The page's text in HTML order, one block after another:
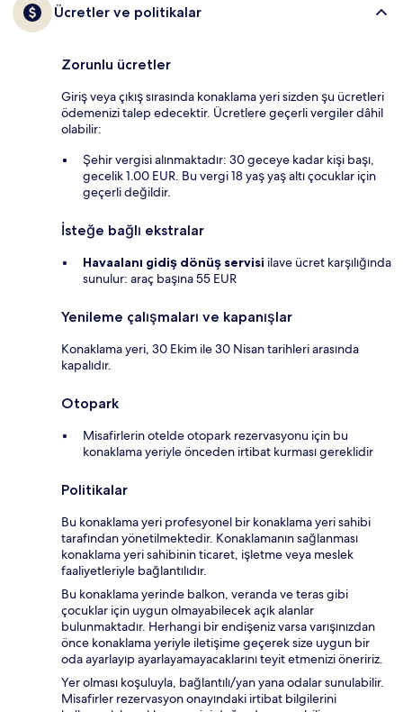
Ücretler ve politikalar
Zorunlu ücretler
Giriş veya çıkış sırasında konaklama yeri sizden şu ücretleri
ödemenizi talep edecektir. Ücretlere geçerli vergiler dâhil
olabilir:
Şehir vergisi alınmaktadır: 30 geceye kadar kişi başı,
gecelik 1.00 EUR. Bu vergi 18 yaş yaş altı çocuklar için
geçerli değildir.
İsteğe bağlı ekstralar
Havaalanı gidiş dönüş servisi ilave ücret karşılığında
sunulur: araç başına 55 EUR
Yenileme çalışmaları ve kapanışlar
Konaklama yeri, 30 Ekim ile 30 Nisan tarihleri arasında
kapalıdır.
Otopark
Misafirlerin otelde otopark rezervasyonu için bu
konaklama yeriyle önceden irtibat kurması gereklidir
Politikalar
Bu konaklama yeri profesyonel bir konaklama yeri sahibi
tarafından yönetilmektedir. Konaklamanın sağlanması
konaklama yeri sahibinin ticaret, işletme veya meslek
faaliyetleriyle bağlantılıdır.
Bu konaklama yerinde balkon, veranda ve teras gibi
çocuklar için uygun olmayabilecek açık alanlar
bulunmaktadır. Herhangi bir endişeniz varsa varışınızdan
önce konaklama yeriyle iletişime geçerek size uygun bir
oda ayarlayıp ayarlayamayacaklarını teyit etmenizi öneririz.
Yer olması koşuluyla, bağlantılı/yan yana odalar sunulabilir.
Misafirler rezervasyon onayındaki irtibat bilgilerini